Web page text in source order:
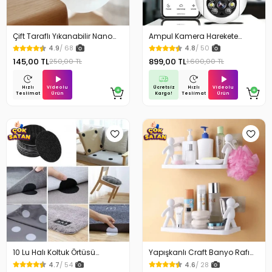
Çift Taraflı Yıkanabilir Nano
Teknoloji Bant 3 mt
4.9/ 68
145,00 TL250,00 TL
Hızlı
Teslimat
Videolu
Ürün
Ampul Kamera Harekete
Duyarlı Gece Görüşlü
4.8/ 50
899,00 TL1.600,00 TL
Ücretsiz
Kargo!
Hızlı
Teslimat
Videolu
Ürün
10 Lu Halı Koltuk Örtüsü
Kaydırmaz Cırtlı Pad
4.7/ 54
Yapışkanlı Craft Banyo Rafı
Organizer 1 Adet
4.6/ 28